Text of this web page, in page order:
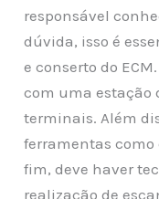
responsável
dúvida, isso é
e conserto do
com uma estação
terminais. Além
ferramentas como
fim, deve haver
realização de